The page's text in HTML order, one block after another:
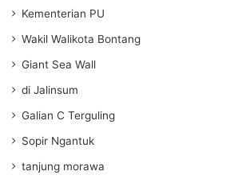
Kementerian PU
Wakil Walikota Bontang
Giant Sea Wall
di Jalinsum
Galian C Terguling
Sopir Ngantuk
tanjung morawa